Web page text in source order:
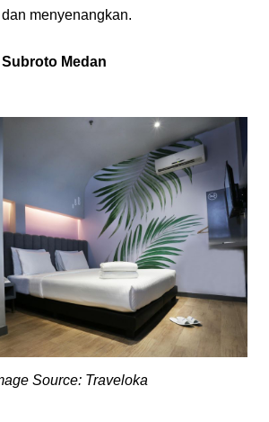
menyenangkan.
Medan
Source: Traveloka